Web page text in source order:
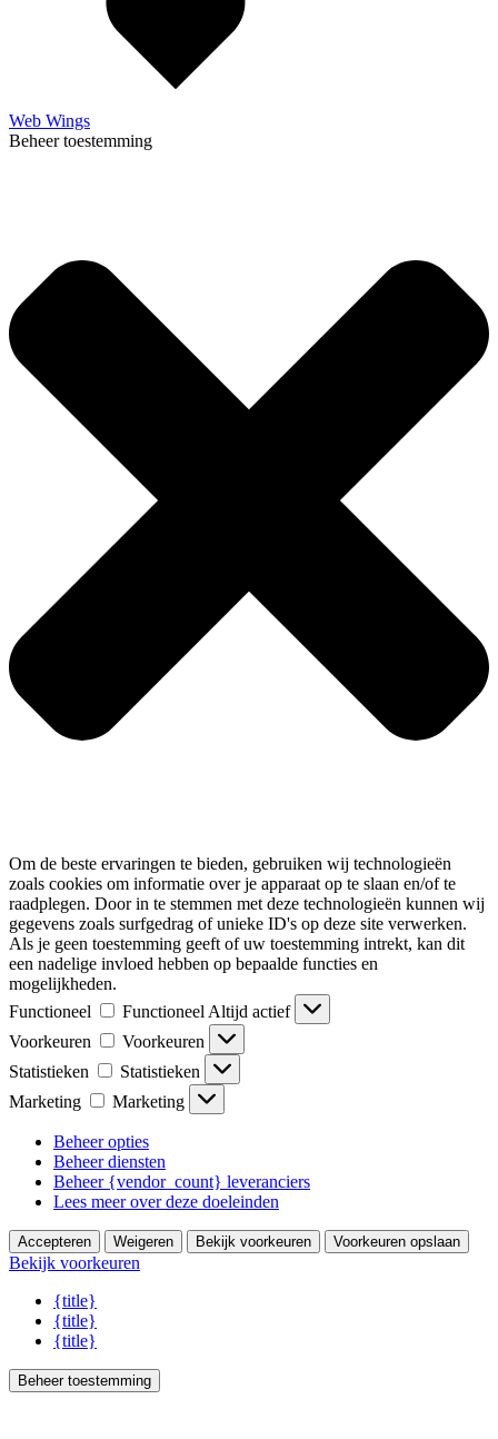
Web Wings
Beheer toestemming
Om de beste ervaringen te bieden, gebruiken wij technologieën
zoals cookies om informatie over je apparaat op te slaan en/of te
raadplegen. Door in te stemmen met deze technologieën kunnen wij
gegevens zoals surfgedrag of unieke ID's op deze site verwerken.
Als je geen toestemming geeft of uw toestemming intrekt, kan dit
een nadelige invloed hebben op bepaalde functies en
mogelijkheden.
Functioneel
FunctioneelAltijd actief
Voorkeuren
Voorkeuren
Statistieken
Statistieken
Marketing
Marketing
Beheer opties
Beheer diensten
Beheer {vendor_count} leveranciers
Lees meer over deze doeleinden
Accepteren Weigeren Bekijk voorkeuren Voorkeuren opslaan
Bekijk voorkeuren
{title}
{title}
{title}
Beheer toestemming